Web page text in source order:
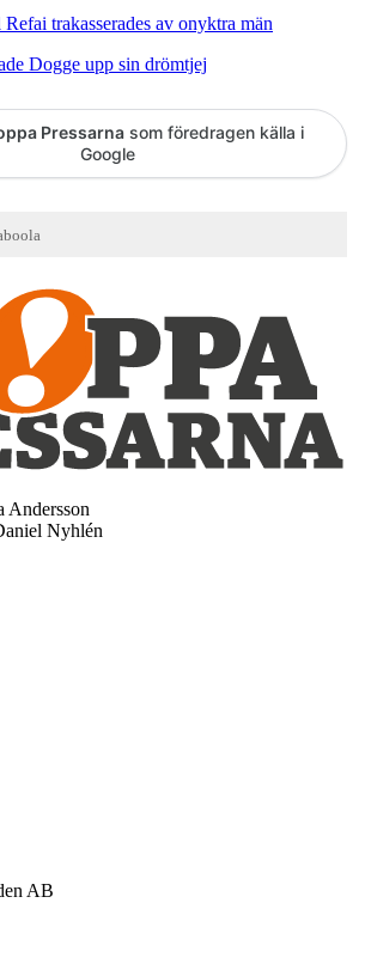
trakasserades av onyktra män
Dogge upp sin drömtjej
Pressarna som föredragen källa i
Google
Andersson
Nyhlén
AB